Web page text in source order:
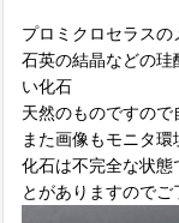
プロミクロセラス
石英の結晶などの珪
い化石
天然のものですので
また画像もモニタ環
化石は不完全な状態
とがありますのでご